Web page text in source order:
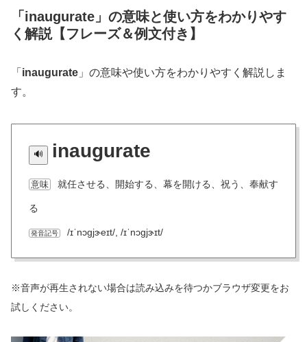
「inaugurate」の意味と使い方をわかりやす
く解説【フレーズ＆例文付き】
「 inaugurate 」の意味や使い方をわかりやすく解説しま
す。
inaugurate
意味 就任させる、開始する、幕を開ける、祝う、奉献す
る
発音記号 /ɪˈnɔɡjɝeɪt/, /ɪˈnɔɡjɝɪt/
※音声が再生されない場合は読み込みを待つかブラウザ変更をお
試しください。